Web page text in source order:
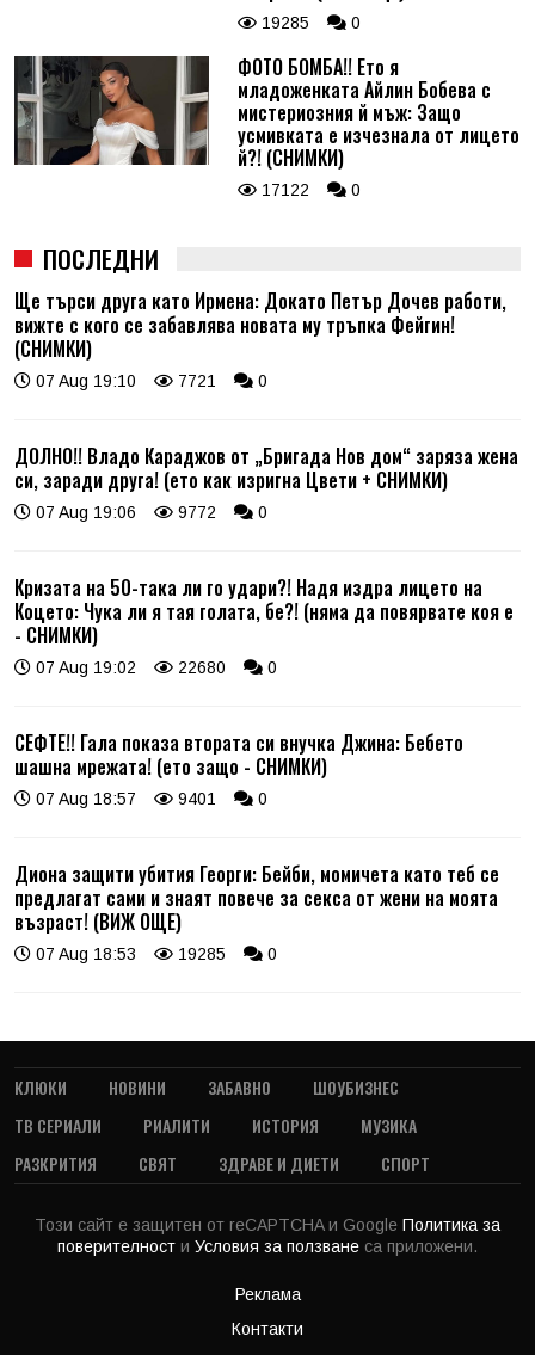
19285 0
ФОТО БОМБА!! Ето я
младоженката Айлин Бобева с
мистериозния й мъж: Защо
усмивката е изчезнала от лицето
й?! (СНИМКИ)
17122 0
ПОСЛЕДНИ
Ще търси друга като Ирмена: Докато Петър Дочев работи,
вижте с кого се забавлява новата му тръпка Фейгин!
(СНИМКИ)
07 Aug 19:10 7721 0
ДОЛНО!! Владо Караджов от „Бригада Нов дом“ заряза жена
си, заради друга! (ето как изригна Цвети + СНИМКИ)
07 Aug 19:06 9772 0
Кризата на 50-така ли го удари?! Надя издра лицето на
Коцето: Чука ли я тая голата, бе?! (няма да повярвате коя е
- СНИМКИ)
07 Aug 19:02 22680 0
СЕФТЕ!! Гала показа втората си внучка Джина: Бебето
шашна мрежата! (ето защо - СНИМКИ)
07 Aug 18:57 9401 0
Диона защити убития Георги: Бейби, момичета като теб се
предлагат сами и знаят повече за секса от жени на моята
възраст! (ВИЖ ОЩЕ)
07 Aug 18:53 19285 0
КЛЮКИ НОВИНИ ЗАБАВНО
ШОУБИЗНЕС
ТВ СЕРИАЛИ
РИАЛИТИ ИСТОРИЯ
МУЗИКА
РАЗКРИТИЯ
СВЯТ ЗДРАВЕ И ДИЕТИ СПОРТ
Този сайт е защитен от reCAPTCHA и Google Политика за
поверителност и Условия за ползване са приложени.
Реклама
Контакти